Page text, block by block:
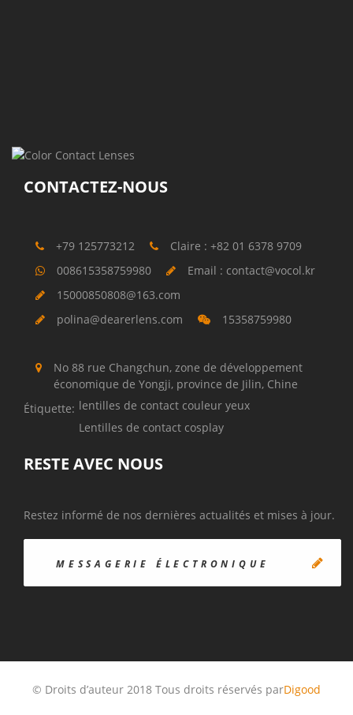
CONTACTEZ-NOUS
+79 125773212
Claire : +82 01 6378 9709
008615358759980
Email : contact@vocol.kr
15000850808@163.com
polina@dearerlens.com
15358759980
No 88 rue Changchun, zone de développement
économique de Yongji, province de Jilin, Chine
Étiquette: lentilles de contact couleur yeux
Lentilles de contact cosplay
RESTE AVEC NOUS
Restez informé de nos dernières actualités et mises à jour.
© Droits d’auteur 2018 Tous droits réservés parDigood